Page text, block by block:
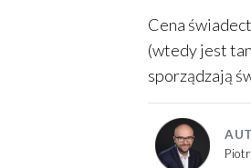
Cena
(wtedy jest
sporządzają